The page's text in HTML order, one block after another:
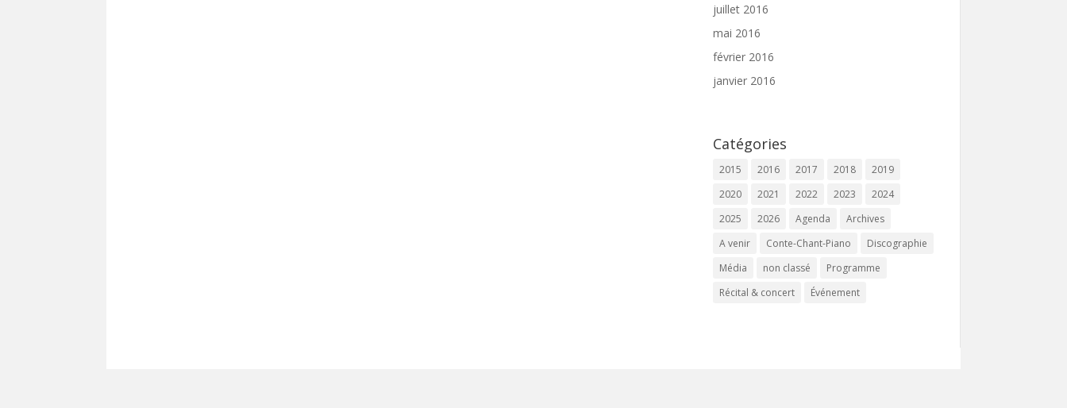
juillet 2016
mai 2016
février 2016
janvier 2016
Catégories
2015 2016 2017 2018
2019
2020
2021 2022 2023
2024
2025
2026 Agenda
Archives
A venir
Conte-Chant-Piano
Discographie
Média
non classé
Programme
Récital & concert
Événement